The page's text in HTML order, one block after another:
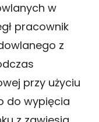
w
pracownik
z
przy użyciu
do wypięcia